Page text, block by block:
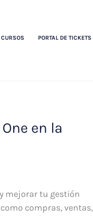
CURSOS PORTAL DE TICKETS
en la
y mejorar tu gestión
compras, ventas,